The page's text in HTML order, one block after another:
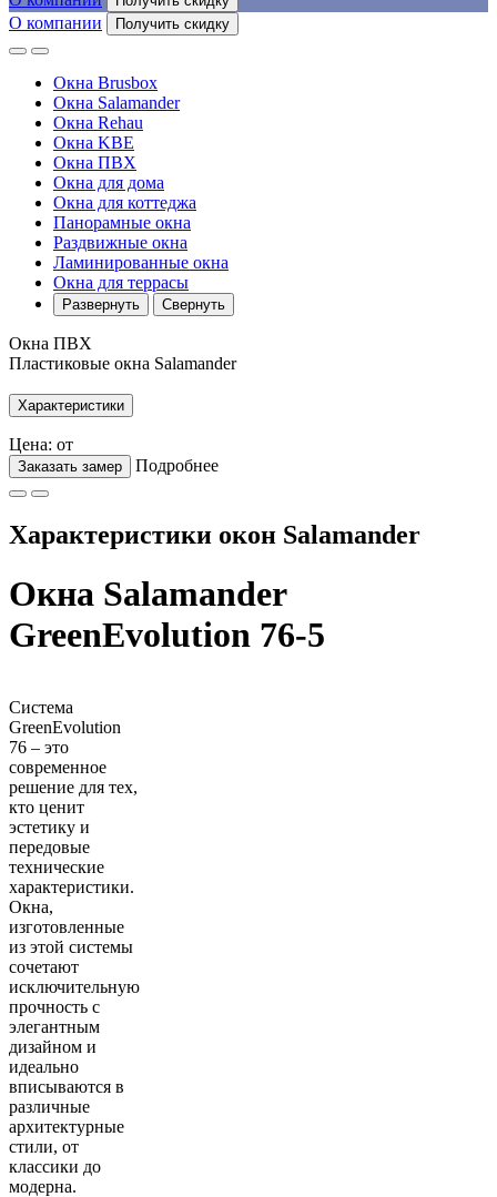
О компании Получить скидку
Окна Brusbox
Окна Salamander
Окна Rehau
Окна KBE
Окна ПВХ
Окна для дома
Окна для коттеджа
Панорамные окна
Раздвижные окна
Ламинированные окна
Окна для террасы
Развернуть Свернуть
Окна ПВХ
Пластиковые окна Salamander
Характеристики
Цена: от
Заказать замер Подробнее
Характеристики окон Salamander
Окна Salamander
GreenEvolution 76-5
Система
GreenEvolution
76 – это
современное
решение для тех,
кто ценит
эстетику и
передовые
технические
характеристики.
Окна,
изготовленные
из этой системы
сочетают
исключительную
прочность с
элегантным
дизайном и
идеально
вписываются в
различные
архитектурные
стили, от
классики до
модерна.